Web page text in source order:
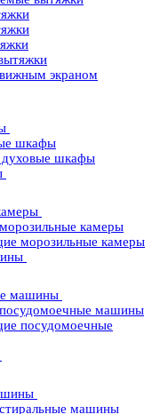
экраном
шкафы
духовые шкафы
камеры
морозильные камеры
машины
машины
посудомоечные
машины